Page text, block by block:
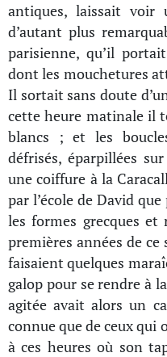
antiques, laissait voir
d’autant plus
parisienne, qu’il
dont les mouchetures
Il sortait sans doute
cette heure matinale il
blancs ; et les
défrisés, éparpillées
une coiffure à la
par l’école de David
les formes grecques et
premières années de
faisaient quelques
galop pour se rendre à
agitée avait alors un
connue que de ceux qui
à ces heures où son